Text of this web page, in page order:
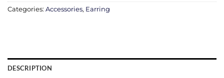
Categories: Accessories, Earring
DESCRIPTION